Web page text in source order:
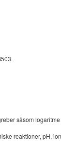
såsom
reaktioner, pH,